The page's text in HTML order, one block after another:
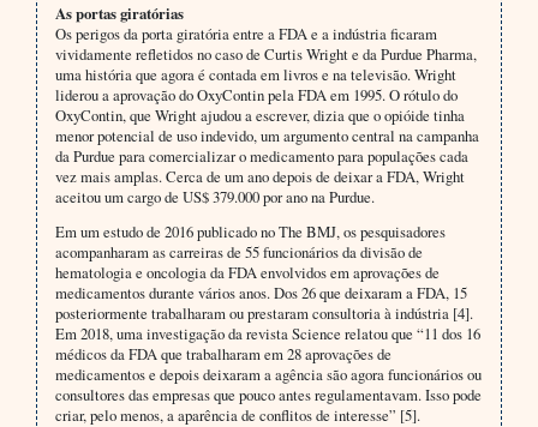
As portas giratórias
Os perigos da porta giratória entre a FDA e a indústria ficaram
vividamente refletidos no caso de Curtis Wright e da Purdue Pharma,
uma história que agora é contada em livros e na televisão. Wright
liderou a aprovação do OxyContin pela FDA em 1995. O rótulo do
OxyContin, que Wright ajudou a escrever, dizia que o opióide tinha
menor potencial de uso indevido, um argumento central na campanha
da Purdue para comercializar o medicamento para populações cada
vez mais amplas. Cerca de um ano depois de deixar a FDA, Wright
aceitou um cargo de US$ 379.000 por ano na Purdue.
Em um estudo de 2016 publicado no The BMJ, os pesquisadores
acompanharam as carreiras de 55 funcionários da divisão de
hematologia e oncologia da FDA envolvidos em aprovações de
medicamentos durante vários anos. Dos 26 que deixaram a FDA, 15
posteriormente trabalharam ou prestaram consultoria à indústria [4].
Em 2018, uma investigação da revista Science relatou que “11 dos 16
médicos da FDA que trabalharam em 28 aprovações de
medicamentos e depois deixaram a agência são agora funcionários ou
consultores das empresas que pouco antes regulamentavam. Isso pode
criar, pelo menos, a aparência de conflitos de interesse” [5].